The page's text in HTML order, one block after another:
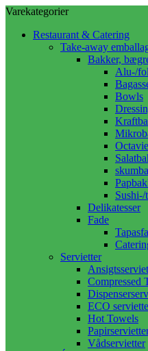
Varekategorier
Restaurant & Catering
Take-away
Bakker,
Alu-/
Bowls
Sushi-/
Delikatesser
Fade
Servietter
Compressed
ECO
Hot Towels
Vådservietter